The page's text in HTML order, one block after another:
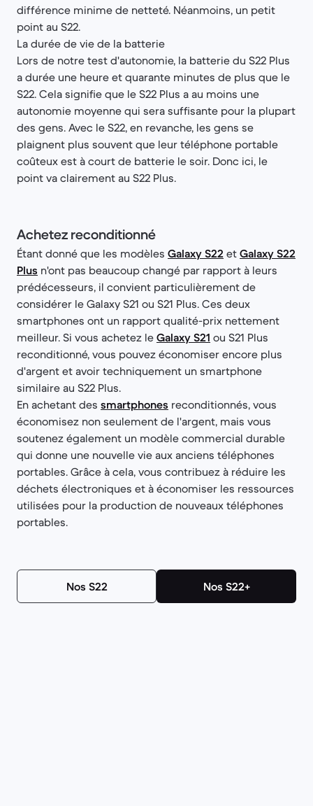
différence minime de netteté. Néanmoins, un petit
point au S22.
La durée de vie de la batterie
Lors de notre test d'autonomie, la batterie du S22 Plus
a durée une heure et quarante minutes de plus que le
S22. Cela signifie que le S22 Plus a au moins une
autonomie moyenne qui sera suffisante pour la plupart
des gens. Avec le S22, en revanche, les gens se
plaignent plus souvent que leur téléphone portable
coûteux est à court de batterie le soir. Donc ici, le
point va clairement au S22 Plus.
Achetez reconditionné
Étant donné que les modèles Galaxy S22 et Galaxy S22
Plus n'ont pas beaucoup changé par rapport à leurs
prédécesseurs, il convient particulièrement de
considérer le Galaxy S21 ou S21 Plus. Ces deux
smartphones ont un rapport qualité-prix nettement
meilleur. Si vous achetez le Galaxy S21 ou S21 Plus
reconditionné, vous pouvez économiser encore plus
d'argent et avoir techniquement un smartphone
similaire au S22 Plus.
En achetant des smartphones reconditionnés, vous
économisez non seulement de l'argent, mais vous
soutenez également un modèle commercial durable
qui donne une nouvelle vie aux anciens téléphones
portables. Grâce à cela, vous contribuez à réduire les
déchets électroniques et à économiser les ressources
utilisées pour la production de nouveaux téléphones
portables.
Nos S22 Nos S22+